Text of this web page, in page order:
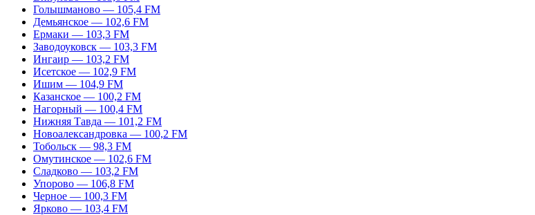
Голышманово — 105,4 FM
Демьянское — 102,6 FM
Ермаки — 103,3 FM
Заводоуковск — 103,3 FM
Ингаир — 103,2 FM
Исетское — 102,9 FM
Ишим — 104,9 FM
Казанское — 100,2 FM
Нагорный — 100,4 FM
Нижняя Тавда — 101,2 FM
Новоалександровка — 100,2 FM
Тобольск — 98,3 FM
Омутинское — 102,6 FM
Сладково — 103,2 FM
Упорово — 106,8 FM
Черное — 100,3 FM
Ярково — 103,4 FM